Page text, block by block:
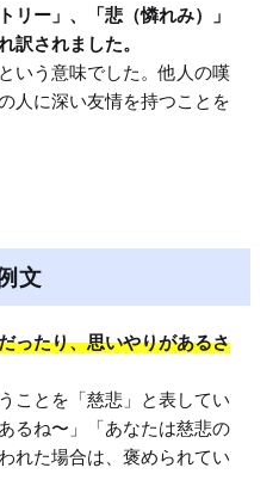
リー」、「悲（憐れみ）」
訳されました。
いう意味でした。他人の嘆
人に深い友情を持つことを
文
ったり、思いやりがあるさ
ことを「慈悲」と表してい
るね〜」「あなたは慈悲の
れた場合は、褒められてい